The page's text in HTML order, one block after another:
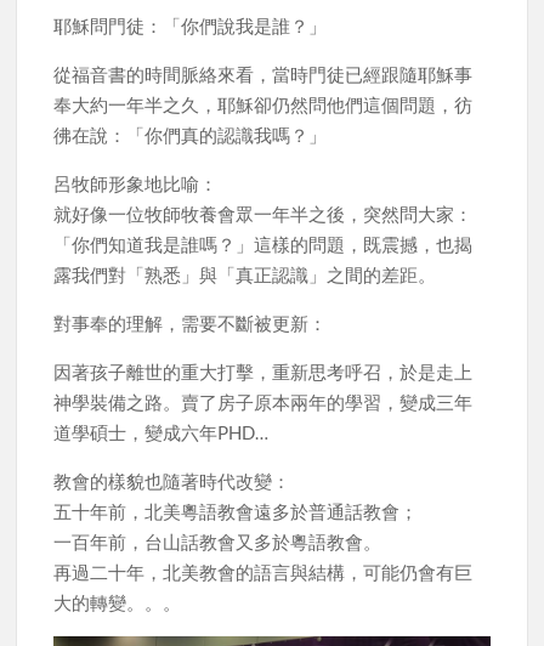
耶穌問門徒：「你們說我是誰？」
從福音書的時間脈絡來看，當時門徒已經跟隨耶穌事
奉大約一年半之久，耶穌卻仍然問他們這個問題，彷
彿在說：「你們真的認識我嗎？」
呂牧師形象地比喻：
就好像一位牧師牧養會眾一年半之後，突然問大家：
「你們知道我是誰嗎？」這樣的問題，既震撼，也揭
露我們對「熟悉」與「真正認識」之間的差距。
對事奉的理解，需要不斷被更新：
因著孩子離世的重大打擊，重新思考呼召，於是走上
神學裝備之路。賣了房子原本兩年的學習，變成三年
道學碩士，變成六年PHD…
教會的樣貌也隨著時代改變：
五十年前，北美粵語教會遠多於普通話教會；
一百年前，台山話教會又多於粵語教會。
再過二十年，北美教會的語言與結構，可能仍會有巨
大的轉變。。。